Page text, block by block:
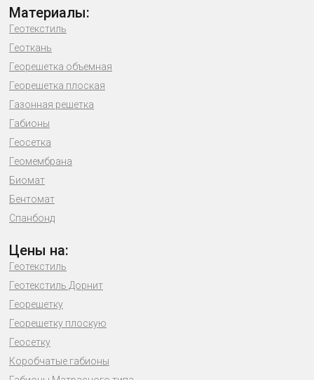
Материалы:
Геотекстиль
Геоткань
Георешетка объемная
Георешетка плоская
Газонная решетка
Габионы
Геосетка
Геомембрана
Биомат
Бентомат
Спанбонд
Цены на:
Геотекстиль
Геотекстиль Дорнит
Георешетку
Георешетку плоскую
Геосетку
Коробчатые габионы